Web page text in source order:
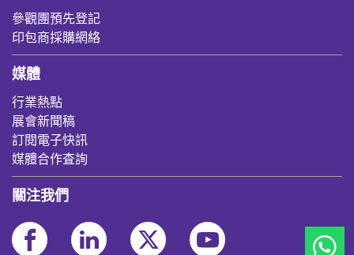
參觀團預先登記
印包商採購網絡
媒體
行業熱點
展會新聞稿
訂閱電子快訊
媒體合作査詢
關注我們